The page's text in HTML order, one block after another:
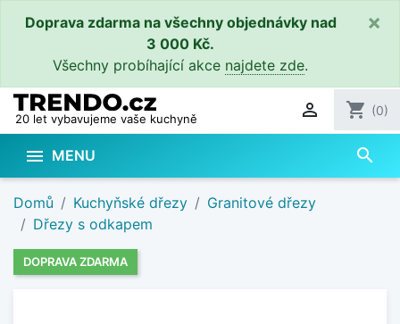
Doprava zdarma na všechny objednávky nad
3 000 Kč.
Všechny probíhající akce najdete zde.
×
20 let vybavujeme vaše kuchyně  shopping_cart (0)
 MENU search
Domů Kuchyňské dřezy
Granitové dřezy
Dřezy s odkapem
DOPRAVA ZDARMA